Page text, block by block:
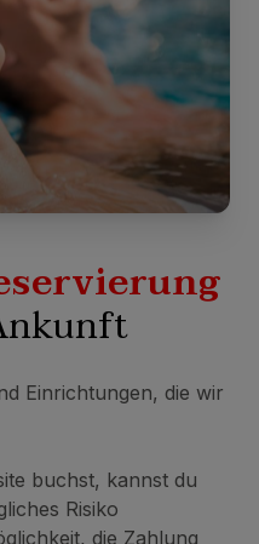
Einrichtungen, die wir
buchst, kannst du
Risiko
die Zahlung